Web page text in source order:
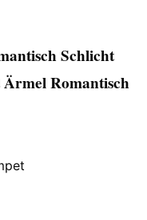
Schlicht
Romantisch